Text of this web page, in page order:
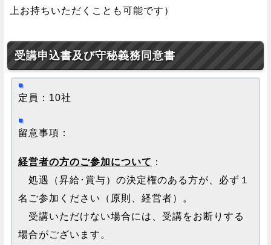
上お持ちいただくことも可能です）
受講申込書及び守秘義務同意書
定員：10社
留意事項：
経営者の方のご参加について ：
処遇（昇給･賞与）の決定権のある方が、必ず１
名ご参加ください（原則、経営者）。
受講いただけない場合には、受講をお断りする
場合がございます。